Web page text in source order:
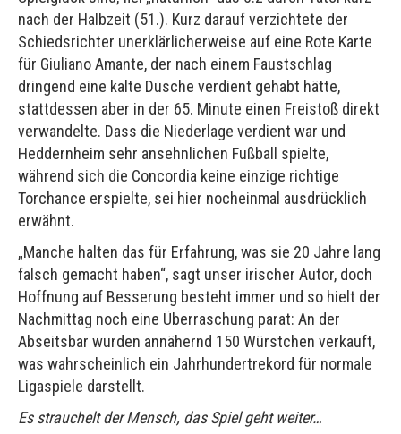
nach der Halbzeit (51.). Kurz darauf verzichtete der
Schiedsrichter unerklärlicherweise auf eine Rote Karte
für Giuliano Amante, der nach einem Faustschlag
dringend eine kalte Dusche verdient gehabt hätte,
stattdessen aber in der 65. Minute einen Freistoß direkt
verwandelte. Dass die Niederlage verdient war und
Heddernheim sehr ansehnlichen Fußball spielte,
während sich die Concordia keine einzige richtige
Torchance erspielte, sei hier nocheinmal ausdrücklich
erwähnt.
„Manche halten das für Erfahrung, was sie 20 Jahre lang
falsch gemacht haben“, sagt unser irischer Autor, doch
Hoffnung auf Besserung besteht immer und so hielt der
Nachmittag noch eine Überraschung parat: An der
Abseitsbar wurden annähernd 150 Würstchen verkauft,
was wahrscheinlich ein Jahrhundertrekord für normale
Ligaspiele darstellt.
Es strauchelt der Mensch, das Spiel geht weiter…